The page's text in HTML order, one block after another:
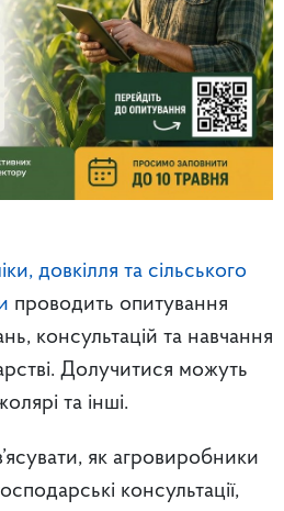
довкілля та сільського
проводить опитування
консультацій та навчання
Долучитися можуть
та інші.
як агровиробники
консультації,